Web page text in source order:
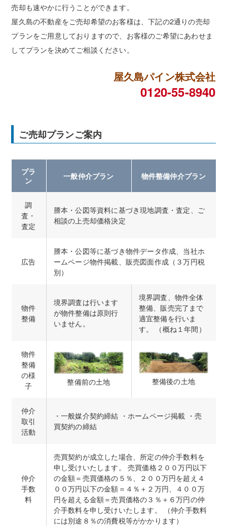
売却も速やかに行うことができます。
屋久島の不動産をご売却希望のお客様は、下記の2通りの売却
プランをご用意しておりますので、お客様のご希望にあわせま
してプランを決めてご相談ください。
屋久島パイン株式会社
0120-55-8940
ご売却プランご案内
プラ
ン
一般仲介プラン 物件整備仲介プラン
調
査・
査定
謄本・公図等資料に基づき現地調査・査定、ご
相談の上売却価格決定
広告
謄本・公図等に基づき物件データ作成、当社ホ
ームページ物件掲載、販売図面作成（３万円税
別）
物件
整備
境界調査は行います
が物件整備は原則行
いません。
境界調査、物件全体
整備、販売完了まで
適宜整備を行いま
す。 （概ね１年間）
物件
整備
の様
子
整備前の土地 整備後の土地
仲介
取引
活動
・一般媒介契約締結 ・ホームページ掲載 ・売
買契約の締結
仲介
手数
料
売買契約が成立した場合、所定の仲介手数料を
申し受けいたします。 売買価格２００万円以下
の金額＝売買価格の５％、２００万円を超え４
００万円以下の金額＝４％＋２万円、４００万
円を超える金額＝売買価格の３％＋６万円の仲
介手数料を申し受けいたします。 （仲介手数料
には別途８％の消費税等がかかります）